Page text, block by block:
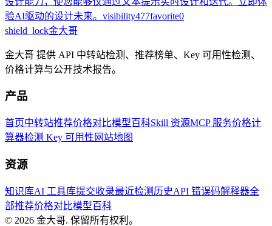
验AI驱动的设计未来。 visibility477favorite0
shield_lock金大哥
金大哥 提供 API 中转站检测、推荐榜单、Key 可用性检测、
价格计算与公开技术报告。
产品
首页中转站推荐价格对比模型百科Skill 资源MCP 服务价格计
算器检测 Key 可用性 网站地图
资源
知识库AI 工具库提交收录最近检测历史API 错误码解释器全
部推荐价格对比模型百科
© 2026 金大哥. 保留所有权利。